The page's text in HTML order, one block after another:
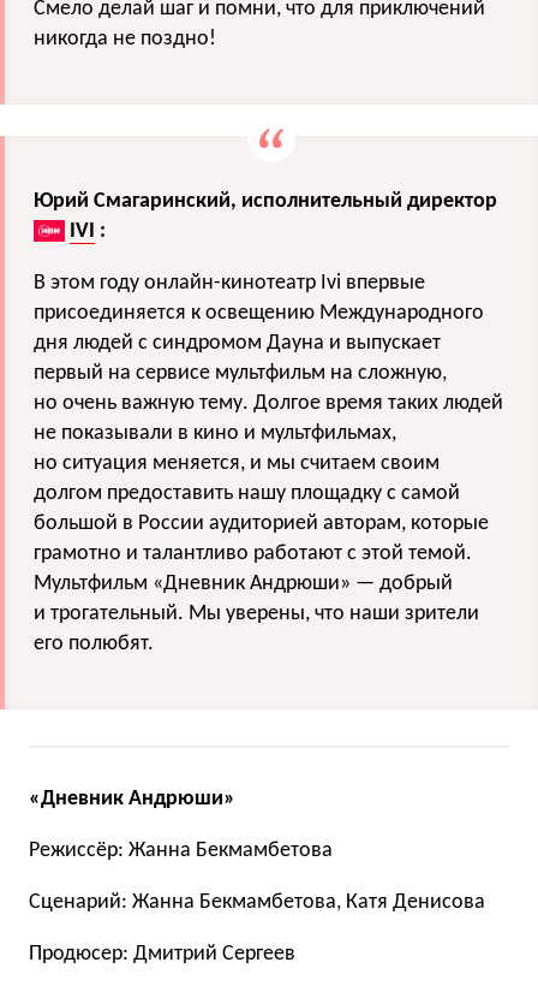
Смело делай шаг и помни, что для приключений
никогда не поздно!
Юрий Смагаринский, исполнительный директор
IVI :
В этом году онлайн-кинотеатр Ivi впервые
присоединяется к освещению Международного
дня людей с синдромом Дауна и выпускает
первый на сервисе мультфильм на сложную,
но очень важную тему. Долгое время таких людей
не показывали в кино и мультфильмах,
но ситуация меняется, и мы считаем своим
долгом предоставить нашу площадку с самой
большой в России аудиторией авторам, которые
грамотно и талантливо работают с этой темой.
Мультфильм «Дневник Андрюши» — добрый
и трогательный. Мы уверены, что наши зрители
его полюбят.
«Дневник Андрюши»
Режиссёр: Жанна Бекмамбетова
Сценарий: Жанна Бекмамбетова, Катя Денисова
Продюсер: Дмитрий Сергеев